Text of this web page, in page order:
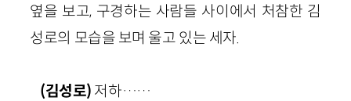
옆을 보고, 구경하는 사람들 사이에서 처참한 김
성로의 모습을 보며 울고 있는 세자.
(김성로) 저하……